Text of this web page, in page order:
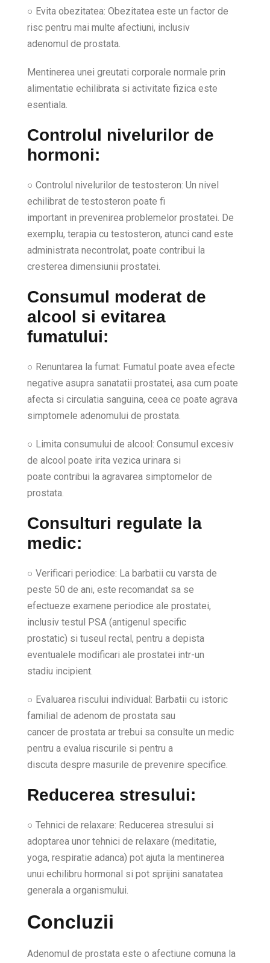
○ Evita obezitatea: Obezitatea este un factor de
risc pentru mai multe afectiuni, inclusiv
adenomul de prostata.
Mentinerea unei greutati corporale normale prin
alimentatie echilibrata si activitate fizica este
esentiala.
Controlul nivelurilor de
hormoni:
○ Controlul nivelurilor de testosteron: Un nivel
echilibrat de testosteron poate fi
important in prevenirea problemelor prostatei. De
exemplu, terapia cu testosteron, atunci cand este
administrata necontrolat, poate contribui la
cresterea dimensiunii prostatei.
Consumul moderat de
alcool si evitarea
fumatului:
○ Renuntarea la fumat: Fumatul poate avea efecte
negative asupra sanatatii prostatei, asa cum poate
afecta si circulatia sanguina, ceea ce poate agrava
simptomele adenomului de prostata.
○ Limita consumului de alcool: Consumul excesiv
de alcool poate irita vezica urinara si
poate contribui la agravarea simptomelor de
prostata.
Consulturi regulate la
medic:
○ Verificari periodice: La barbatii cu varsta de
peste 50 de ani, este recomandat sa se
efectueze examene periodice ale prostatei,
inclusiv testul PSA (antigenul specific
prostatic) si tuseul rectal, pentru a depista
eventualele modificari ale prostatei intr-un
stadiu incipient.
○ Evaluarea riscului individual: Barbatii cu istoric
familial de adenom de prostata sau
cancer de prostata ar trebui sa consulte un medic
pentru a evalua riscurile si pentru a
discuta despre masurile de prevenire specifice.
Reducerea stresului:
○ Tehnici de relaxare: Reducerea stresului si
adoptarea unor tehnici de relaxare (meditatie,
yoga, respiratie adanca) pot ajuta la mentinerea
unui echilibru hormonal si pot sprijini sanatatea
generala a organismului.
Concluzii
Adenomul de prostata este o afectiune comuna la